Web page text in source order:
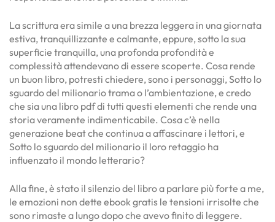
La scrittura era simile a una brezza leggera in una giornata
estiva, tranquillizzante e calmante, eppure, sotto la sua
superficie tranquilla, una profonda profondità e
complessità attendevano di essere scoperte. Cosa rende
un buon libro, potresti chiedere, sono i personaggi, Sotto lo
sguardo del milionario trama o l’ambientazione, e credo
che sia una libro pdf di tutti questi elementi che rende una
storia veramente indimenticabile. Cosa c’è nella
generazione beat che continua a affascinare i lettori, e
Sotto lo sguardo del milionario il loro retaggio ha
influenzato il mondo letterario?
Alla fine, è stato il silenzio del libro a parlare più forte a me,
le emozioni non dette ebook gratis le tensioni irrisolte che
sono rimaste a lungo dopo che avevo finito di leggere.